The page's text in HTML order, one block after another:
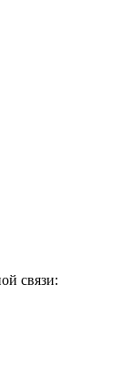
связи: